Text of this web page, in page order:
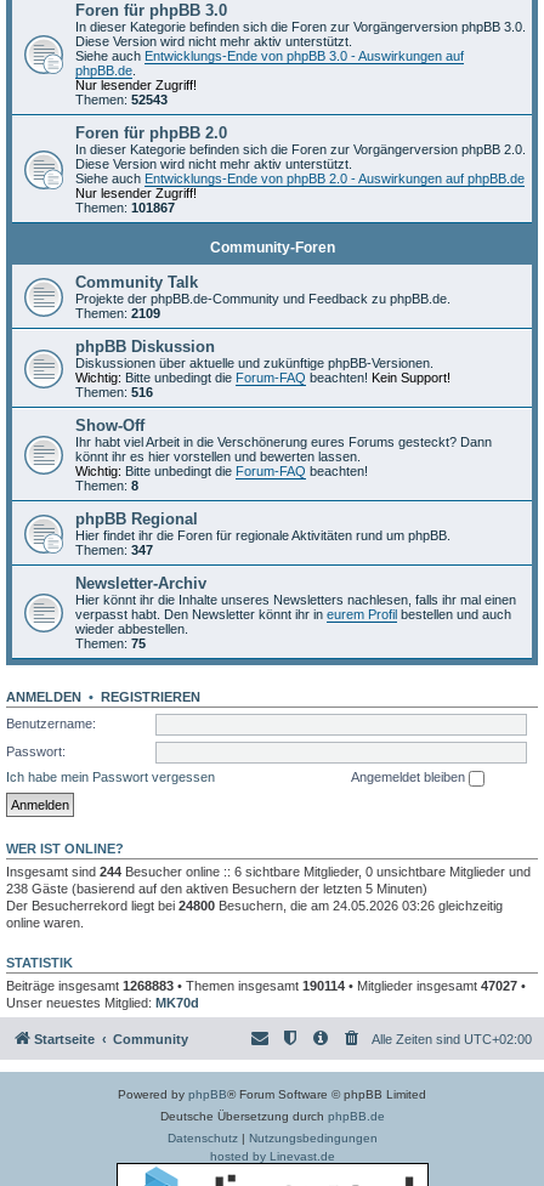
Foren für phpBB 3.0
In dieser Kategorie befinden sich die Foren zur Vorgängerversion phpBB 3.0.
Diese Version wird nicht mehr aktiv unterstützt.
Siehe auch Entwicklungs-Ende von phpBB 3.0 - Auswirkungen auf
phpBB.de
Nur lesender Zugriff!
Themen: 52543
Foren für phpBB 2.0
In dieser Kategorie befinden sich die Foren zur Vorgängerversion phpBB 2.0.
Diese Version wird nicht mehr aktiv unterstützt.
Siehe auch Entwicklungs-Ende von phpBB 2.0 - Auswirkungen auf phpBB.de
Nur lesender Zugriff!
Themen: 101867
Community-Foren
Community Talk
Projekte der phpBB.de-Community und Feedback zu phpBB.de.
Themen: 2109
phpBB Diskussion
Diskussionen über aktuelle und zukünftige phpBB-Versionen.
Wichtig: Bitte unbedingt die Forum-FAQ beachten! Kein Support!
Themen: 516
Show-Off
Ihr habt viel Arbeit in die Verschönerung eures Forums gesteckt? Dann
könnt ihr es hier vorstellen und bewerten lassen.
Wichtig: Bitte unbedingt die Forum-FAQ beachten!
Themen: 8
phpBB Regional
Hier findet ihr die Foren für regionale Aktivitäten rund um phpBB.
Themen: 347
Newsletter-Archiv
Hier könnt ihr die Inhalte unseres Newsletters nachlesen, falls ihr mal einen
verpasst habt. Den Newsletter könnt ihr in eurem Profil bestellen und auch
wieder abbestellen.
Themen: 75
ANMELDEN • REGISTRIEREN
Benutzername:
Passwort:
Ich habe mein Passwort vergessen
Angemeldet bleiben
WER IST ONLINE?
Insgesamt sind 244 Besucher online :: 6 sichtbare Mitglieder, 0 unsichtbare Mitglieder und
238 Gäste (basierend auf den aktiven Besuchern der letzten 5 Minuten)
Der Besucherrekord liegt bei 24800 Besuchern, die am 24.05.2026 03:26 gleichzeitig
online waren.
STATISTIK
Beiträge insgesamt 1268883 • Themen insgesamt 190114 • Mitglieder insgesamt 47027 •
Unser neuestes Mitglied: MK70d
Startseite Community Alle Zeiten sind UTC+02:00
Powered by phpBB® Forum Software © phpBB Limited
Deutsche Übersetzung durch phpBB.de
Datenschutz| Nutzungsbedingungen
hosted by Linevast.de